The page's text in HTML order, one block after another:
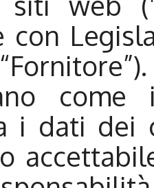
con
i dati dei